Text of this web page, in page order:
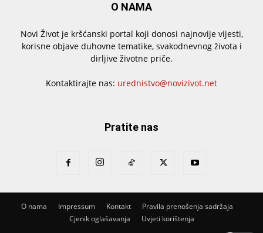
O NAMA
Novi Život je kršćanski portal koji donosi najnovije vijesti,
korisne objave duhovne tematike, svakodnevnog života i
dirljive životne priče.
Kontaktirajte nas: urednistvo@novizivot.net
Pratite nas
O nama Impressum Kontakt
Pravila prenošenja sadržaja
Cjenik oglašavanja
Uvjeti korištenja